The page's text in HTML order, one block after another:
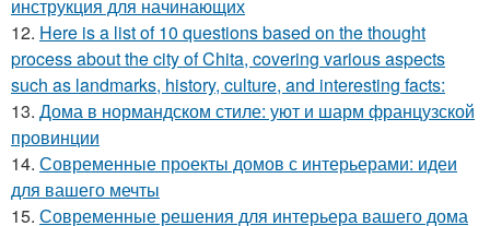
инструкция для начинающих
12. Here is a list of 10 questions based on the thought
process about the city of Chita, covering various aspects
such as landmarks, history, culture, and interesting facts:
13. Дома в нормандском стиле: уют и шарм французской
провинции
14. Современные проекты домов с интерьерами: идеи
для вашего мечты
15. Современные решения для интерьера вашего дома